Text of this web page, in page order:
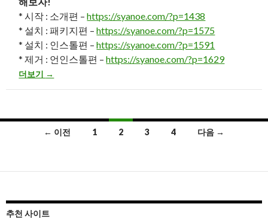
* 시작 : 소개편 –https://syanoe.com/?p=1438
* 설치 : 패키지편 –https://syanoe.com/?p=1575
* 설치 : 인스톨편 –https://syanoe.com/?p=1591
* 제거 : 언인스톨편 –https://syanoe.com/?p=1629
Synology Nas 기본 제공 Blog Tool WordPress를 설치해보자! –
더보기 →
비
이
← 이전 1 2 3 4 다음 →
추천 사이트